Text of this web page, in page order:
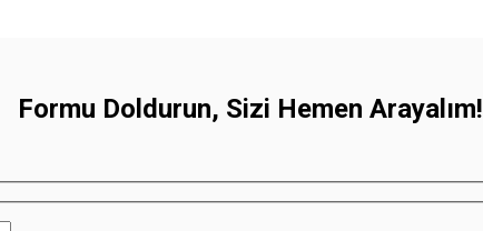
Formu Doldurun, Sizi Hemen Arayalım!